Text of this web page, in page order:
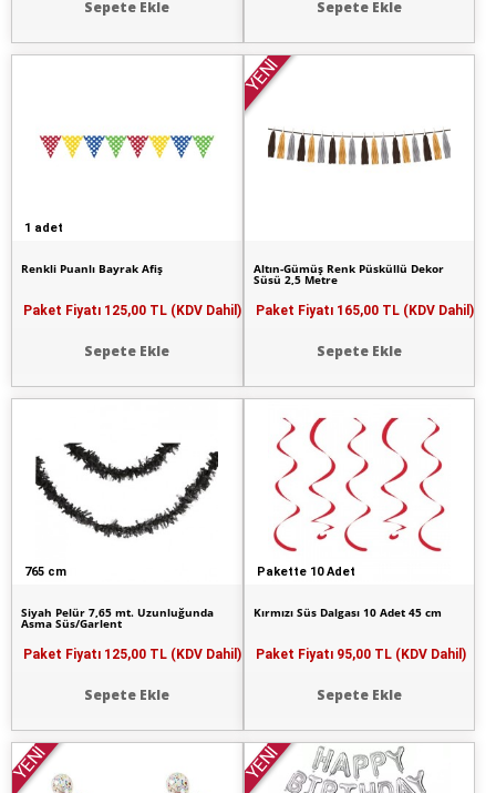
Sepete Ekle Sepete Ekle
1 adet
Renkli Puanlı Bayrak Afiş
Paket Fiyatı 125,00 TL (KDV Dahil)
Sepete Ekle
YENİ
Altın-Gümüş Renk Püsküllü Dekor
Süsü 2,5 Metre
Paket Fiyatı 165,00 TL (KDV Dahil)
Sepete Ekle
765 cm
Siyah Pelür 7,65 mt. Uzunluğunda
Asma Süs/Garlent
Paket Fiyatı 125,00 TL (KDV Dahil)
Sepete Ekle
Pakette 10 Adet
Kırmızı Süs Dalgası 10 Adet 45 cm
Paket Fiyatı 95,00 TL (KDV Dahil)
Sepete Ekle
YENİ YENİ